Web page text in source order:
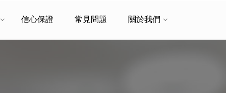
信心保證 常見問題 關於我們